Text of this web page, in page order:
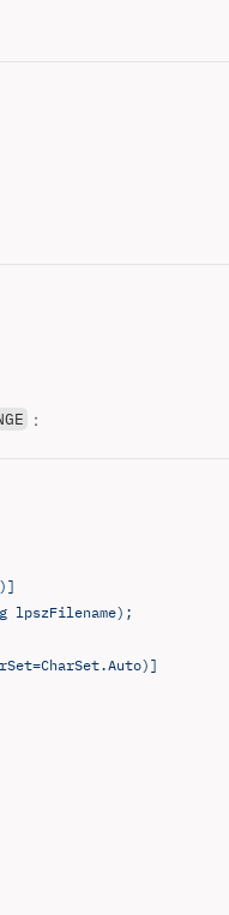
：
lpszFilename);